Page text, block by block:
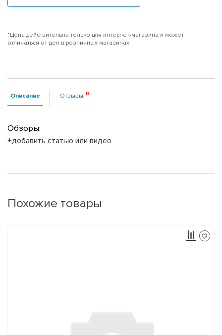
*Цена действительна только для интернет-магазина и может
отличаться от цен в розничных магазинах
Описание Отзывы
Обзоры:
+добавить статью или видео
Похожие товары